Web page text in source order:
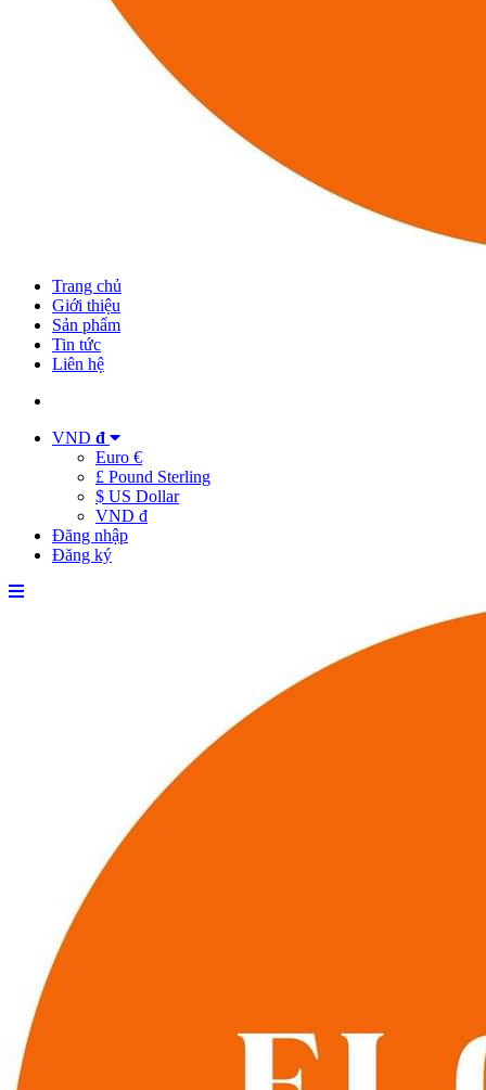
Trang chủ
Giới thiệu
Sản phẩm
Tin tức
Liên hệ
VND đ
Euro €
£ Pound Sterling
$ US Dollar
VND đ
Đăng nhập
Đăng ký